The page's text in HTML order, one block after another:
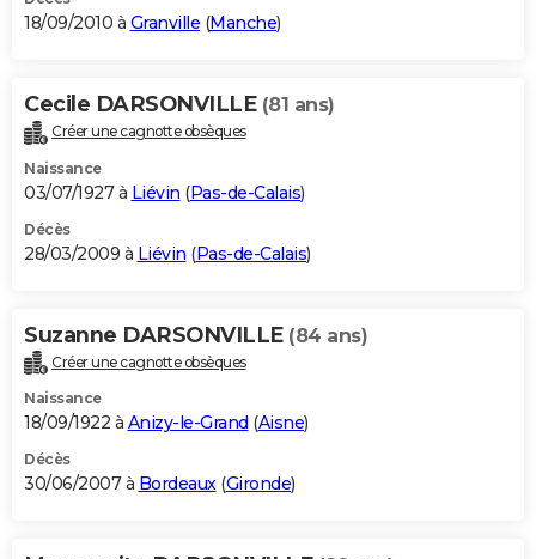
18/09/2010 à Granville (Manche)
Cecile DARSONVILLE (81 ans)
Créer une cagnotte obsèques
Naissance
03/07/1927 à Liévin (Pas-de-Calais)
Décès
28/03/2009 à Liévin (Pas-de-Calais)
Suzanne DARSONVILLE (84 ans)
Créer une cagnotte obsèques
Naissance
18/09/1922 à Anizy-le-Grand (Aisne)
Décès
30/06/2007 à Bordeaux(Gironde)